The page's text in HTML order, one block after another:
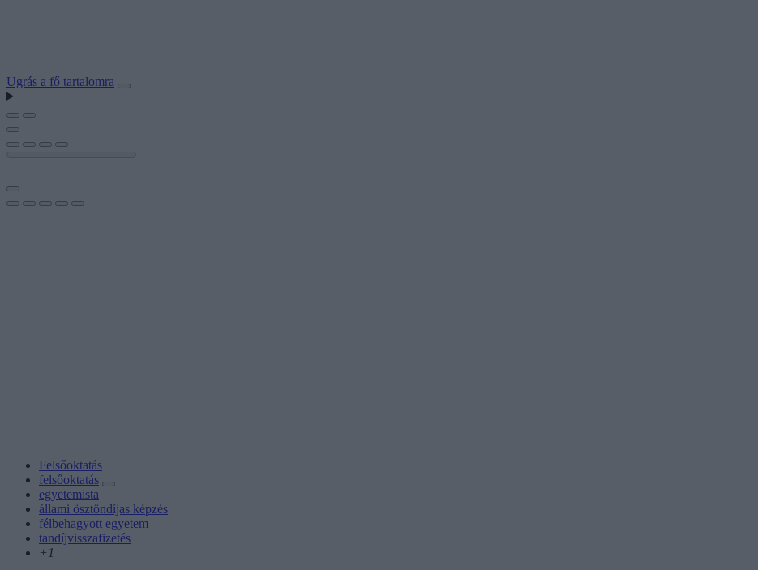
Ugrás a fő tartalomra
Felsőoktatás
felsőoktatás
egyetemista
állami ösztöndíjas képzés
félbehagyott egyetem
tandíjvisszafizetés
+1